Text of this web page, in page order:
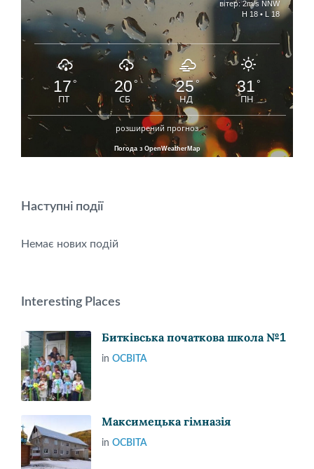
вітер: 2m/s NNW
H 18 • L 18
17 °
ПТ
20 °
СБ
25°
НД
31 °
ПН
розширений прогноз
Погода з OpenWeatherMap
Наступні події
Немає нових подій
Interesting Places
Битківська початкова школа №1
in ОСВІТА
Максимецька гімназія
in ОСВІТА